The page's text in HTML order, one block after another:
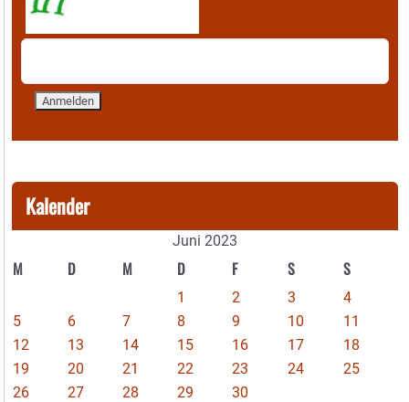
Kalender
Juni 2023
M D M D F S S
1 2 3
4
5
6 7 8 9 10
11
12
13 14 15 16 17
18
19
20 21 22 23 24
25
26
27 28 29
30